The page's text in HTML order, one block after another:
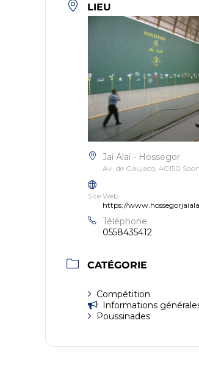
LIEU
Jaï Alaï - Hossegor
Av. de Gaujacq, 40150
Site Web
https://
Téléphone
0558435412
CATÉGORIE
Compétition
Informations
Poussinades